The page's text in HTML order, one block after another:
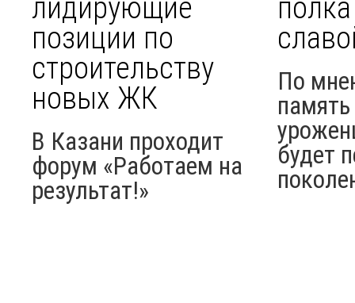
лидирующие
позиции по
строительству
новых ЖК
В Казани проходит
форум «Работаем на
результат!»
По
будет